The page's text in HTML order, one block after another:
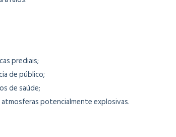
prediais;
de público;
de saúde;
potencialmente explosivas.